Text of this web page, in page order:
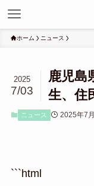
ホーム ニュース
鹿児島
生、住
2025
7/03
ニュース 2025年7
```html